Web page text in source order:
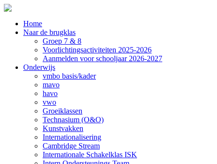
Home
Naar de brugklas
Groep 7 & 8
Voorlichtingsactiviteiten 2025-2026
Aanmelden voor schooljaar 2026-2027
Onderwijs
vmbo basis/kader
mavo
havo
vwo
Groeiklassen
Technasium (O&O)
Kunstvakken
Internationalisering
Cambridge Stream
Internationale Schakelklas ISK